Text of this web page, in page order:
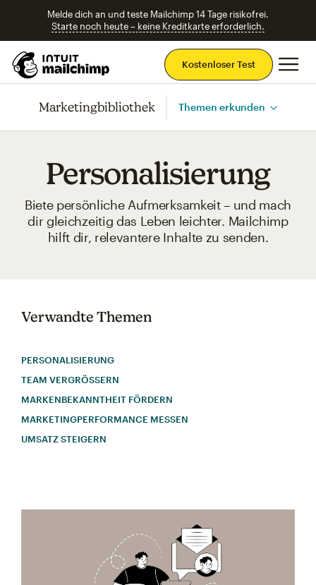
Melde dich an und teste Mailchimp 14 Tage risikofrei.
Starte noch heute – keine Kreditkarte erforderlich.
Kostenloser Test
Marketingbibliothek Themen erkunden
Personalisierung
Biete persönliche Aufmerksamkeit – und mach
dir gleichzeitig das Leben leichter. Mailchimp
hilft dir, relevantere Inhalte zu senden.
Verwandte Themen
PERSONALISIERUNG
TEAM VERGRÖSSERN
MARKENBEKANNTHEIT FÖRDERN
MARKETINGPERFORMANCE MESSEN
UMSATZ STEIGERN